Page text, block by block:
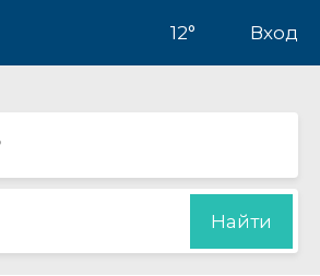
12° Вход
Найти